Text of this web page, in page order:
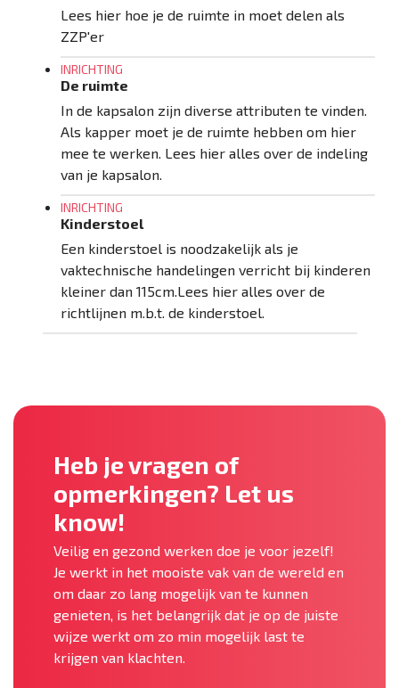
Lees hier hoe je de ruimte in moet delen als
ZZP'er
INRICHTING
De ruimte
In de kapsalon zijn diverse attributen te vinden.
Als kapper moet je de ruimte hebben om hier
mee te werken. Lees hier alles over de indeling
van je kapsalon.
INRICHTING
Kinderstoel
Een kinderstoel is noodzakelijk als je
vaktechnische handelingen verricht bij kinderen
kleiner dan 115cm.Lees hier alles over de
richtlijnen m.b.t. de kinderstoel.
Heb je vragen of
opmerkingen? Let us
know!
Veilig en gezond werken doe je voor jezelf!
Je werkt in het mooiste vak van de wereld en
om daar zo lang mogelijk van te kunnen
genieten, is het belangrijk dat je op de juiste
wijze werkt om zo min mogelijk last te
krijgen van klachten.